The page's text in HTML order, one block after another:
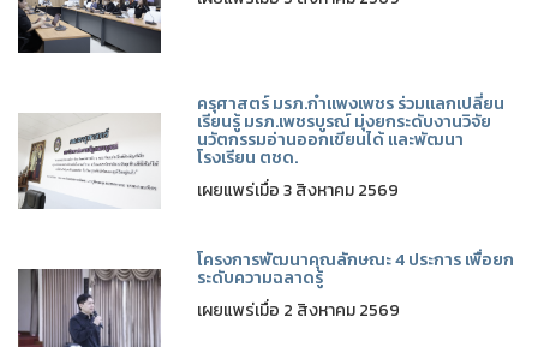
ครุศาสตร์ มรภ.กำแพงเพชร ร่วมแลกเปลี่ยน
เรียนรู้ มรภ.เพชรบูรณ์ มุ่งยกระดับงานวิจัย
นวัตกรรมอ่านออกเขียนได้ และพัฒนา
โรงเรียน ตชด.
เผยแพร่เมื่อ 3 สิงหาคม 2569
โครงการพัฒนาคุณลักษณะ 4 ประการ เพื่อยก
ระดับความฉลาดรู้
เผยแพร่เมื่อ 2 สิงหาคม 2569